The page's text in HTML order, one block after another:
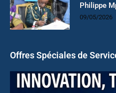
Philippe
09/05/2026
Offres Spéciales de